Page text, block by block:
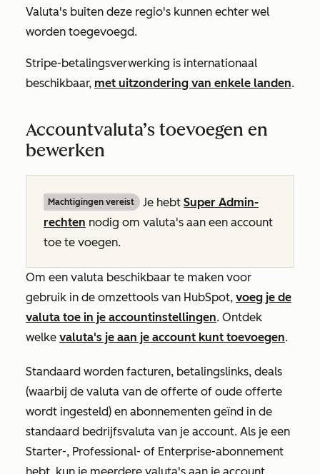
Valuta's buiten deze regio's kunnen echter wel
worden toegevoegd.
Stripe-betalingsverwerking is internationaal
beschikbaar, met uitzondering van enkele landen.
Accountvaluta’s toevoegen en
bewerken
Machtigingen vereist Je hebt Super Admin-
rechten nodig om valuta's aan een account
toe te voegen.
Om een valuta beschikbaar te maken voor
gebruik in de omzettools van HubSpot, voeg je de
valuta toe in je accountinstellingen. Ontdek
welke valuta's je aan je account kunt toevoegen.
Standaard worden facturen, betalingslinks, deals
(waarbij de valuta van de offerte of oude offerte
wordt ingesteld) en abonnementen geïnd in de
standaard bedrijfsvaluta van je account. Als je een
Starter-, Professional- of Enterprise-abonnement